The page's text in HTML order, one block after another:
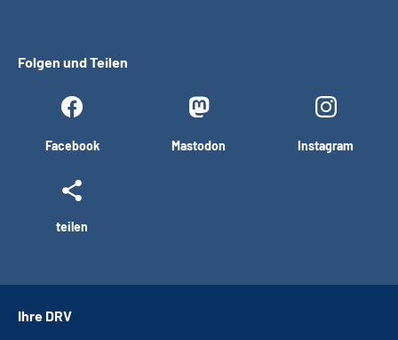
Folgen und Teilen
Facebook Mastodon Instagram
teilen
Ihre DRV